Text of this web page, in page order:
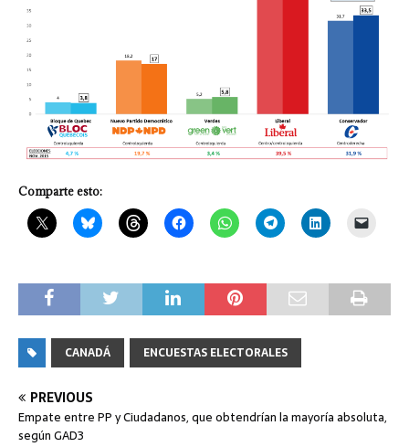
Comparte esto:
CANADÁ ENCUESTAS ELECTORALES
PREVIOUS
Empate entre PP y Ciudadanos, que obtendrían la mayoría absoluta,
según GAD3